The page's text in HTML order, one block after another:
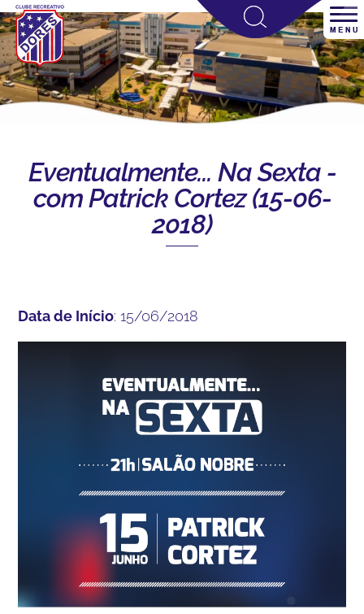
Eventualmente... Na Sexta -
com Patrick Cortez (15-06-
2018)
Data de Início: 15/06/2018